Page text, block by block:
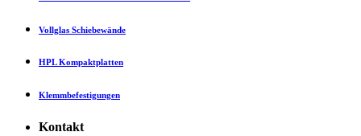
Vollglas Schiebewände
HPL Kompaktplatten
Klemmbefestigungen
Kontakt